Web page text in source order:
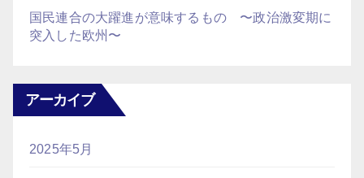
国民連合の大躍進が意味するもの 〜政治激変期に
突入した欧州〜
アーカイブ
2025年5月